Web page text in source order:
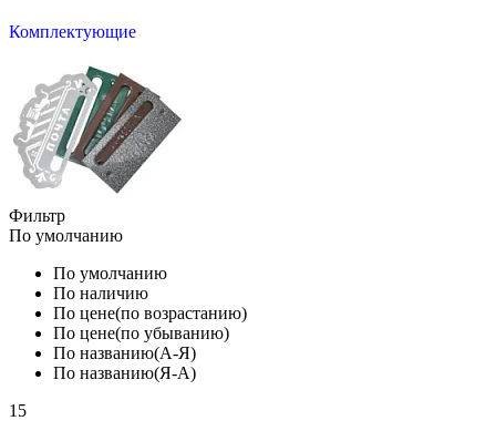
Комплектующие
Фильтр
По умолчанию
По умолчанию
По наличию
По цене(по возрастанию)
По цене(по убыванию)
По названию(А-Я)
По названию(Я-А)
15